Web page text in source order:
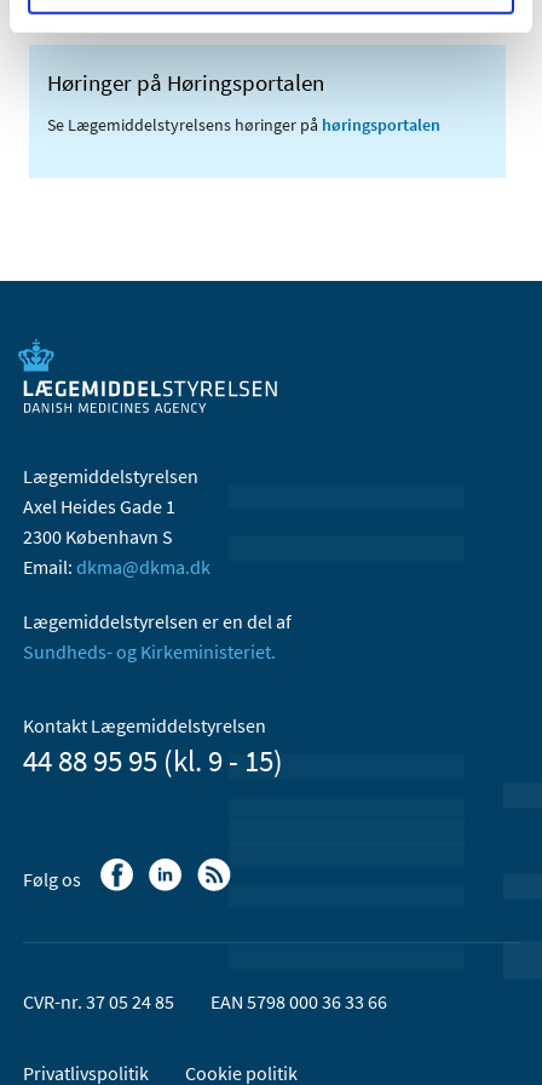
Høringer på Høringsportalen
Se Lægemiddelstyrelsens høringer på høringsportalen
Lægemiddelstyrelsen
Axel Heides Gade 1
2300 København S
Email: dkma@dkma.dk
Lægemiddelstyrelsen er en del af
Sundheds- og Kirkeministeriet.
Kontakt Lægemiddelstyrelsen
44 88 95 95 (kl. 9 - 15)
Følg os
CVR-nr. 37 05 24 85 EAN 5798 000 36 33 66
Privatlivspolitik Cookie politik